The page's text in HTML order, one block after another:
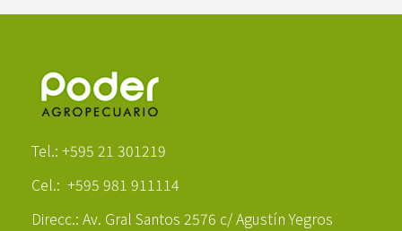
Tel.: +595 21 301219
Cel.: +595 981 911114
Direcc.: Av. Gral Santos 2576 c/ Agustín Yegros